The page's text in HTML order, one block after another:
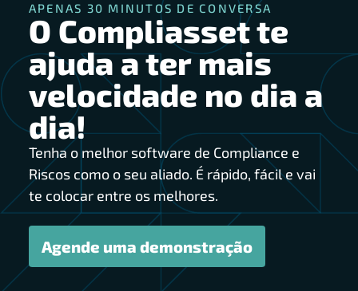
APENAS 30 MINUTOS DE CONVERSA
O Compliasset te
ajuda a ter mais
velocidade no dia a
dia!
Tenha o melhor software de Compliance e
Riscos como o seu aliado. É rápido, fácil e vai
te colocar entre os melhores.
Agende uma demonstração